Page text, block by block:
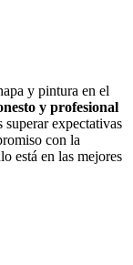
y pintura en el
y profesional
superar expectativas
con la
está en las mejores